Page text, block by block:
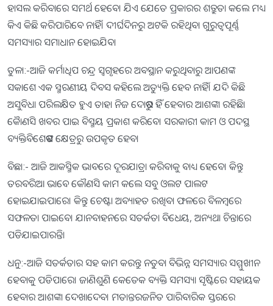
ହାସଲ କରିବାରେ ସମର୍ଥ ହେବେ। ଯିଏ ଯେତେ ପ୍ରକାରର ଶତ୍ରୁତା କଲେ ମଧ୍ୟ
କିଏ କିଛି କରିପାରିବେ ନାହିଁ। ଦୀର୍ଘଦିନରୁ ଅଟକି ରହିଥିବା ଗୁରୁତ୍ୱପୂର୍ଣ୍ଣ
ସମସ୍ୟାର ସମାଧାନ ହୋଇଯିବ।
ତୁଳା:-ଆଜି କର୍ମାଧିପ ଚନ୍ଦ୍ର ସ୍ବଗୃହରେ ଅବସ୍ଥାନ କରୁଥିବାରୁ ଆପଣଙ୍କ
ସକାଶେ ଏକ ସ୍ମରଣୀୟ ଦିବସ କହିଲେ ଅତ୍ୟୁକ୍ତି ହେବ ନାହିଁ। ଯଦି କିଛି
ଅସୁବିଧା ପରିଲକ୍ଷିତ ହୁଏ ତାହା ନିଜ ଦୋଷରୁ ହିଁ ହେବାର ଆଶଙ୍କା ରହିଛି।
କାୈଣସି ଖବର ପାଇ ବିସ୍ମୟ ପ୍ରକାଶ କରିବେ। ସରକାରୀ କାମ ଓ ପଦସ୍ଥ
ବ୍ୟକ୍ତିବିଶେଷଙ୍କ କ୍ଷେତ୍ରରୁ ଉପକୃତ ହେବ।
ବିଛା:- ଆଜି ଆକସ୍ମିକ ଭାବରେ ଦୂରଯାତ୍ରା କରିବାକୁ ବାଧ୍ୟ ହେବେ। କିନ୍ତୁ
ତରବରିଆ ଭାବେ କୌଣସି କାମ କଲେ ସବୁ ଓଲଟ ପାଲଟ
ହୋଇଯାଇପାରେ। କିନ୍ତୁ ଚେଷ୍ଟା ଅବ୍ୟାହତ ରଖିବା ଫଳରେ ବିଳମ୍ବରେ
ସଫଳତା ପାଇବେ। ଯାନବାହନରେ ସତର୍କତା ବିଧେୟ, ଅନ୍ୟଥା ଚିନ୍ତାରେ
ପଡିଯାଇପାରନ୍ତି।
ଧନୁ:-ଆଜି ସତର୍କତାର ସହ କାମ କରନ୍ତୁ ନତୁବା ବିଭିନ୍ନ ସମସ୍ୟାର ସମ୍ମୁଖୀନ
ହେବାକୁ ପଡିପାରେ। ଜାଣିଶୁଣି କେତେକ ବ୍ୟକ୍ତି ସମସ୍ୟା ସୃଷ୍ଟିରେ ସହାୟକ
ହେବାର ଆଶଙ୍କା ଦେଖାଦେବ। ମତାନ୍ତରଜନିତ ପାରିବାରିକ ସ୍ତରରେ